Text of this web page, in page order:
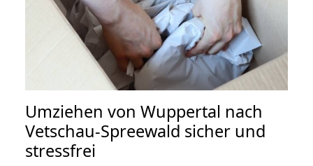
Umziehen von Wuppertal nach
Vetschau-Spreewald sicher und
stressfrei